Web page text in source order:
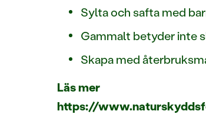
Sylta och safta med
Gammalt betyder inte
Skapa med
Läs mer
https://